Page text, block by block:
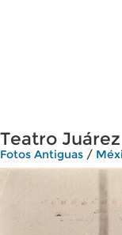
Teatro Juárez
Fotos Antiguas /